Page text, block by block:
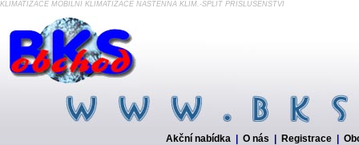
KLIMATIZACE MOBILNÍ KLIMATIZACE NÁSTĚNNÁ KLIM.-SPLIT PŘÍSLUŠENSTVÍ
Akční nabídka O nás Registrace